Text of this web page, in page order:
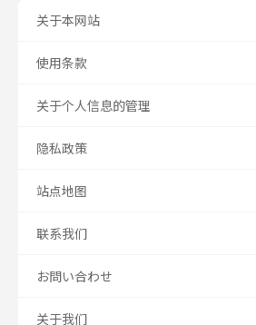
关于本网站
使用条款
关于个人信息的管理
隐私政策
站点地图
联系我们
お問い合わせ
关于我们